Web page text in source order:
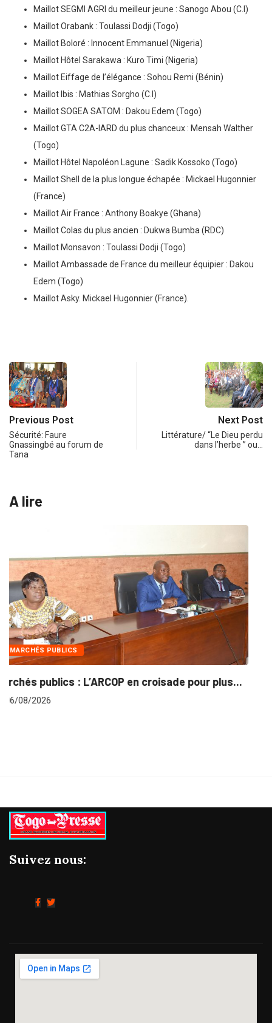
Maillot SEGMI AGRI du meilleur jeune : Sanogo Abou (C.I)
Maillot Orabank : Toulassi Dodji (Togo)
Maillot Boloré : Innocent Emmanuel (Nigeria)
Maillot Hôtel Sarakawa : Kuro Timi (Nigeria)
Maillot Eiffage de l’élégance : Sohou Remi (Bénin)
Maillot Ibis : Mathias Sorgho (C.I)
Maillot SOGEA SATOM : Dakou Edem (Togo)
Maillot GTA C2A-IARD du plus chanceux : Mensah Walther
(Togo)
Maillot Hôtel Napoléon Lagune : Sadik Kossoko (Togo)
Maillot Shell de la plus longue échapée : Mickael Hugonnier
(France)
Maillot Air France : Anthony Boakye (Ghana)
Maillot Colas du plus ancien : Dukwa Bumba (RDC)
Maillot Monsavon : Toulassi Dodji (Togo)
Maillot Ambassade de France du meilleur équipier : Dakou
Edem (Togo)
Maillot Asky. Mickael Hugonnier (France).
Previous Post
Sécurité: Faure
Gnassingbé au forum de
Tana
Next Post
Littérature/ “Le Dieu perdu
dans l’herbe ” ou…
A lire
INTÉGRATION RÉGIONALE
Gestion concertée et durable du Bassin du...
Suivez nous: